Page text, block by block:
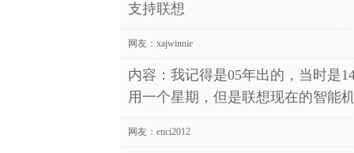
支持联想
网友： xajwinnie
内容：我记得是05年出的，当时是
用一个星期，但是联想现在的智能
网友： enci2012